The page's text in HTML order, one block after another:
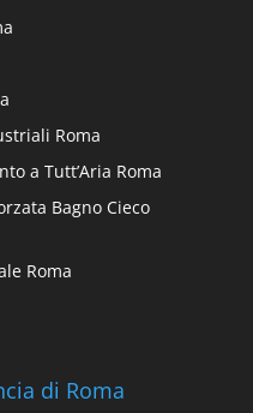
Roma
a Tutt’Aria Roma
Bagno Cieco
Roma
di Roma